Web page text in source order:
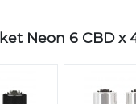
Neon 6 CBD x